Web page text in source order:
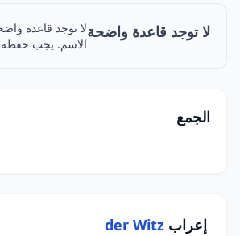
لا توجد قاعدة واضحةلا توجد قاعدة
الاسم. يجب
الجمع
إعراب der Witz